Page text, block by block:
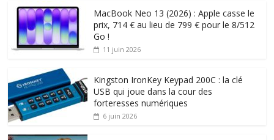
MacBook Neo 13 (2026) : Apple casse le
prix, 714 € au lieu de 799 € pour le 8/512
Go !
11 juin 2026
Kingston IronKey Keypad 200C : la clé
USB qui joue dans la cour des
forteresses numériques
6 juin 2026